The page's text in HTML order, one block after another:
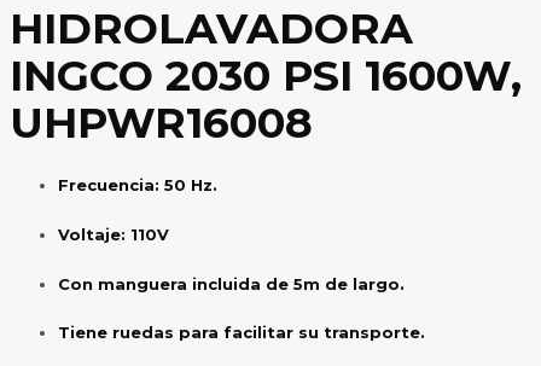
HIDROLAVADORA
INGCO 2030 PSI 1600W,
UHPWR16008
Frecuencia: 50 Hz.
Voltaje: 110V
Con manguera incluida de 5m de largo.
Tiene ruedas para facilitar su transporte.